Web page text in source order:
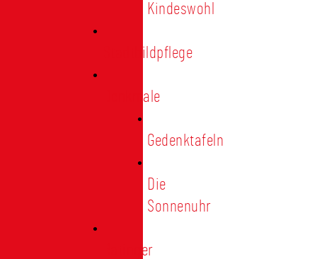
Kindeswohl
Stadtbildpflege
Denkmale
Gedenktafeln
Die
Sonnenuhr
Ratinger